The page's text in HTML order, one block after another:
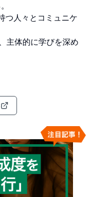
つ人々とコミュニケ
主体的に学びを深め